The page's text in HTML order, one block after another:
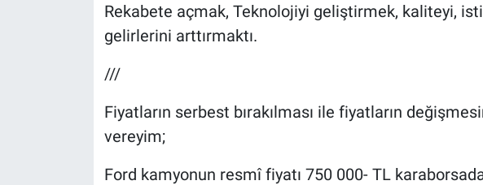
Rekabete açmak, Teknolojiyi geliştirmek, kaliteyi,
gelirlerini arttırmaktı.
///
Fiyatların serbest bırakılması ile fiyatların
vereyim;
Ford kamyonun resmî fiyatı 750 000- TL